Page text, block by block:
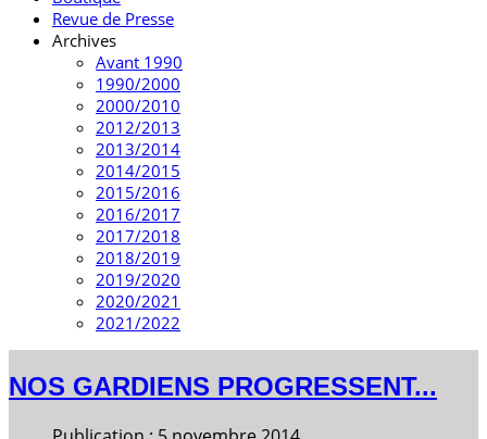
Revue de Presse
Archives
Avant 1990
1990/2000
2000/2010
2012/2013
2013/2014
2014/2015
2015/2016
2016/2017
2017/2018
2018/2019
2019/2020
2020/2021
2021/2022
NOS GARDIENS PROGRESSENT...